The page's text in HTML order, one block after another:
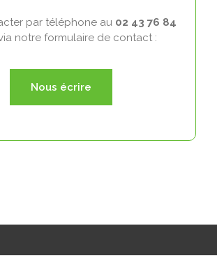
par téléphone au 02 43 76 84
notre formulaire de contact :
Nous écrire